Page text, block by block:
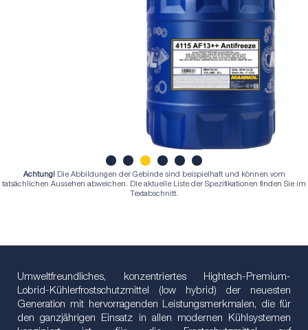
1 2 3 4 6
Achtung! Die Abbildungen der Gebinde sind beispielhaft und können vom
tatsächlichen Aussehen abweichen. Die aktuelle Liste der Spezifikationen finden Sie im
Textabschnitt.
Umweltfreundliches, konzentriertes Hightech-Premium-
Lobrid-Kühlerfrostschutzmittel (low hybrid) der neuesten
Generation mit hervorragenden Leistungsmerkmalen, die für
den ganzjährigen Einsatz in allen modernen Kühlsystemen